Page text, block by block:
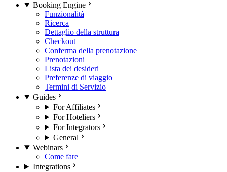
Booking Engine
Funzionalità
Ricerca
Dettaglio della struttura
Checkout
Conferma della prenotazione
Prenotazioni
Lista dei desideri
Preferenze di viaggio
Termini di Servizio
Guides
For Affiliates
For Hoteliers
For Integrators
General
Webinars
Come fare
Integrations